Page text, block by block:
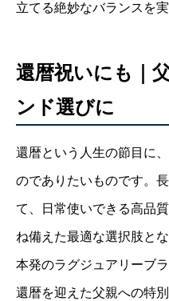
立てる絶妙なバランスを
還暦祝いにも｜
ンド選びに
還暦という人生の節目に
のでありたいものです。
て、日常使いできる高品
ね備えた最適な選択肢と
本発のラグジュアリーブ
還暦を迎えた父親への特